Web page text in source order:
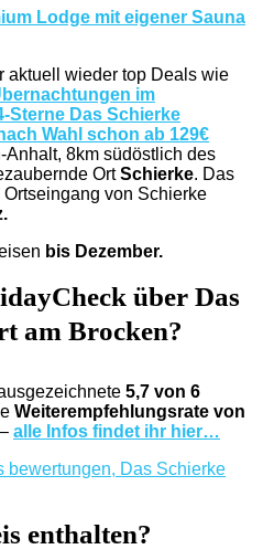
Lodge mit eigener Sauna
aktuell wieder top Deals wie
im
Sterne Das Schierke
Wahl schon ab 129€
Anhalt, 8km südöstlich des
OrtSchierke. Das
von Schierke
bis Dezember.
über Das
am Brocken?
5,7 von 6
Weiterempfehlungsrate von
– alle Infos findet ihr hier…
enthalten?